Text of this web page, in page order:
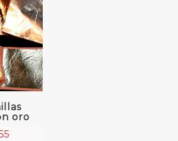
oro